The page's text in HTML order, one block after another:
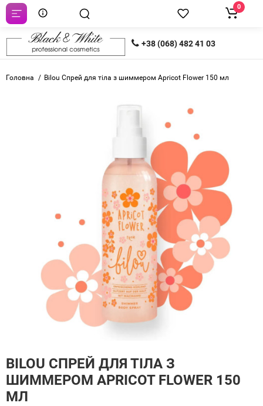
+38 (068) 482 41 03
0
Головна Bilou Спрей для тіла з шиммером Apricot Flower 150 мл
BILOU СПРЕЙ ДЛЯ ТІЛА З
ШИММЕРОМ APRICOT FLOWER 150
МЛ